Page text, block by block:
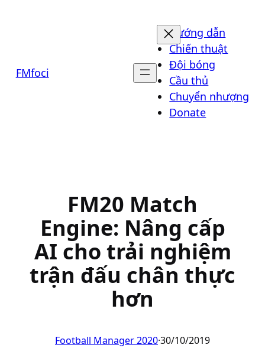
dung
FMfoci
Hướng dẫn
Chiến thuật
Đội bóng
Cầu thủ
Chuyển nhượng
Donate
FM20 Match
Engine: Nâng cấp
AI cho trải nghiệm
trận đấu chân thực
hơn
Football Manager 2020·30/10/2019